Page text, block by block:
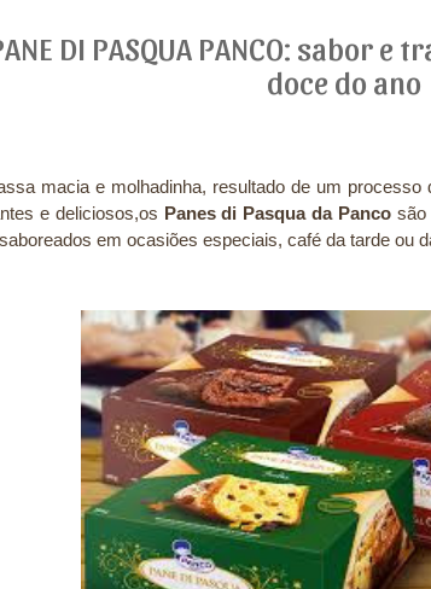
DI PASQUA PANCO: sabor
doce do ano
macia e molhadinha, resultado de um processo
e deliciosos,os Panes di Pasqua da Panco são
em ocasiões especiais, café da tarde ou